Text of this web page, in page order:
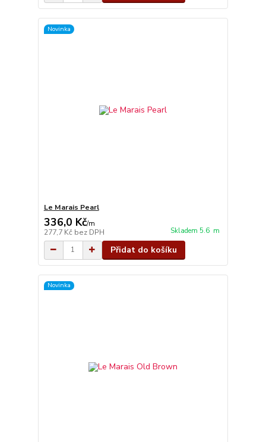
Novinka
Le Marais Pearl
336,0 Kč/m
277,7 Kč bez DPH Skladem 5.6 m
Přidat do košíku
Novinka